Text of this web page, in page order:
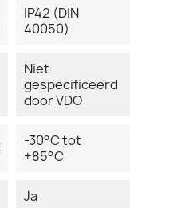
IP42 (DIN
40050)
Niet
gespecificeerd
door VDO
-30°C tot
+85°C
Ja